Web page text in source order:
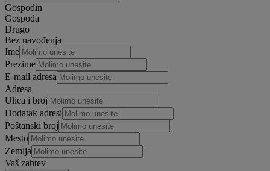
Gospodin
Gospođa
Drugo
Bez navođenja
Ime
Prezime
E-mail adresa
Adresa
Ulica i broj
Dodatak adresi
Poštanski broj
Mesto
Zemlja
Vaš zahtev